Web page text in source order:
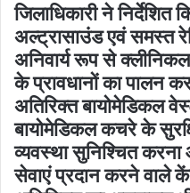
जिलाधिकारी ने निर्देशित
अल्ट्रासाउंड एवं समस्त
अनिवार्य रूप से
के प्रावधानों का पालन
अतिरिक्त बायोमेडिकल
बायोमेडिकल कचरे के
व्यवस्था सुनिश्चित
सेवाएं प्रदान करने वाले